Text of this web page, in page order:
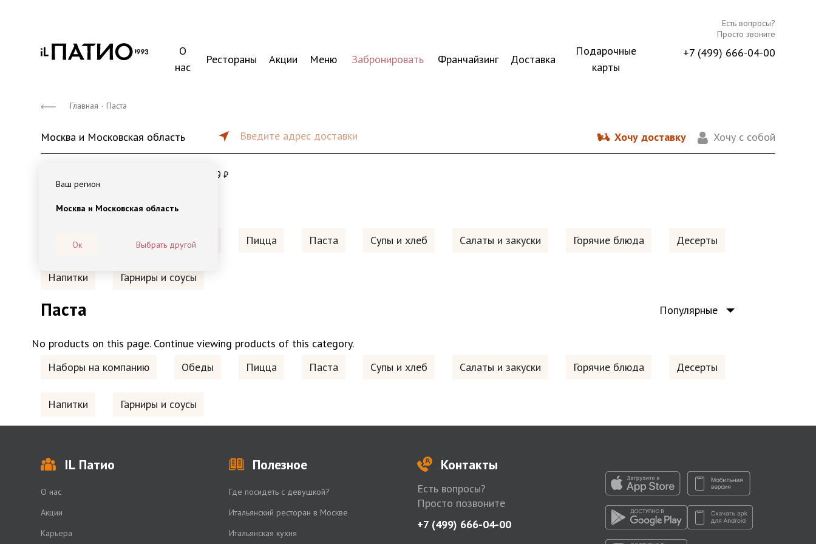
О
нас
Рестораны Акции Меню Забронировать Франчайзинг Доставка
Подарочные
карты
Есть вопросы?
Просто звоните
+7 (499) 666-04-00
Главная · Паста
Москва и Московская область Введите адрес доставки Хочу доставку Хочу с собой
Ваш регион
Москва и Московская область
Ок Выбрать другой
179 ₽
Наборы на компанию Обеды Пицца Паста Супы и хлеб Салаты и закуски Горячие блюда Десерты
Напитки Гарниры и соусы
Паста Популярные
No products on this page. Continue viewing products of this category.
Наборы на компанию
Обеды Пицца Паста Супы и хлеб Салаты и закуски Горячие блюда Десерты
Напитки Гарниры и соусы
IL Патио
О нас
Акции
Карьера
Полезное
Где посидеть с девушкой?
Итальянский ресторан в Москве
Итальянская кухня
Контакты
Есть вопросы?
Просто позвоните
+7 (499) 666-04-00